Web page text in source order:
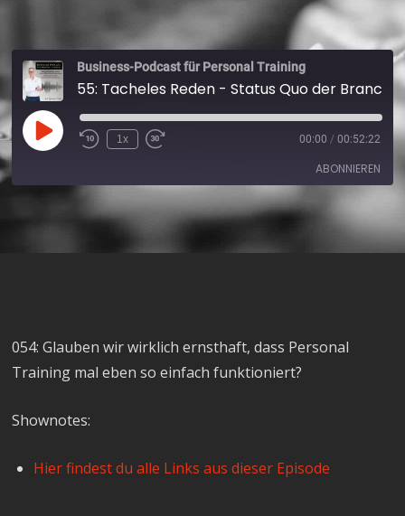
Business-Podcast für Personal Training
1x 00:00 / 00:52:22
ABONNIEREN
RSS FEED
054: Glauben wir wirklich ernsthaft, dass Personal
Training mal eben so einfach funktioniert?
Shownotes:
Hier findest du alle Links aus dieser Episode